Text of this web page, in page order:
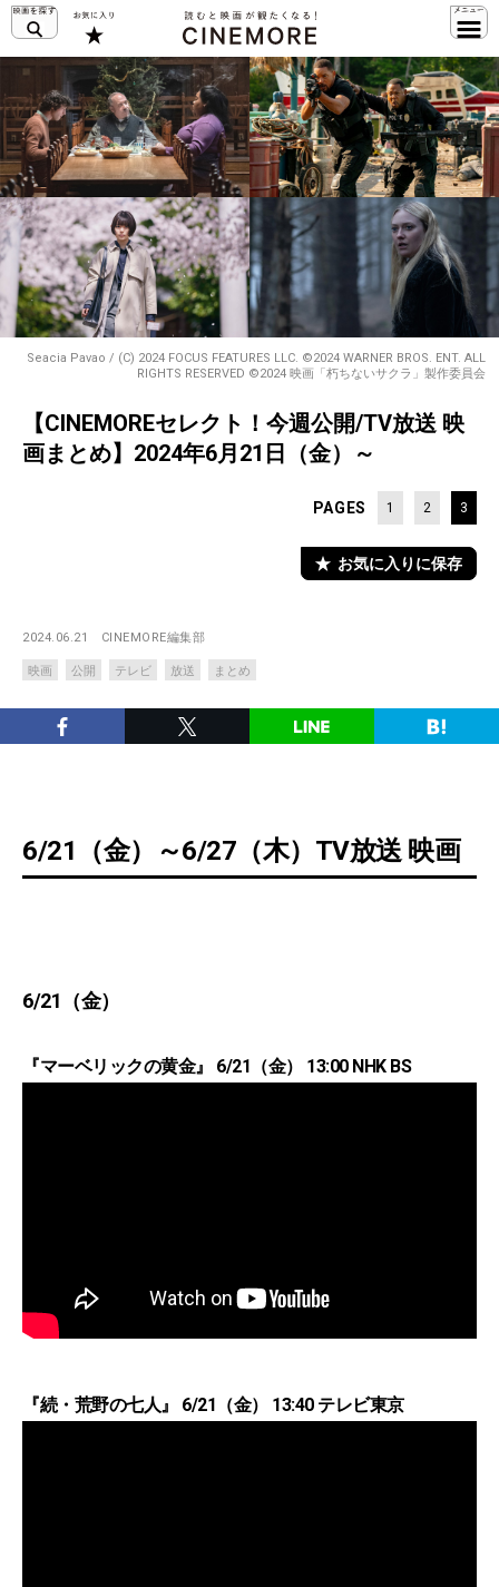
Seacia Pavao / (C) 2024 FOCUS FEATURES LLC. ©2024 WARNER BROS. ENT. ALL
RIGHTS RESERVED ©2024 映画「朽ちないサクラ」製作委員会
【CINEMOREセレクト！今週公開/TV放送 映
画まとめ】2024年6月21日（金）～
PAGES 1 2 3
お気に入りに保存
2024.06.21 CINEMORE編集部
映画 公開 テレビ 放送 まとめ
6/21（金）～6/27（木）TV放送 映画
6/21（金）
『マーベリックの黄金』 6/21（金） 13:00 NHK BS
『続・荒野の七人』 6/21（金） 13:40 テレビ東京